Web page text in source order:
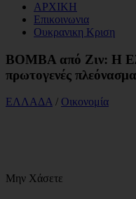
ΑΡΧΙΚΗ
Επικοινωνια
Ουκρανικη Κριση
ΒΟΜΒΑ από Ζιν: Η
πρωτογενές
ΕΛΛΑΔΑ / Οικονομία
Μην Χάσετε